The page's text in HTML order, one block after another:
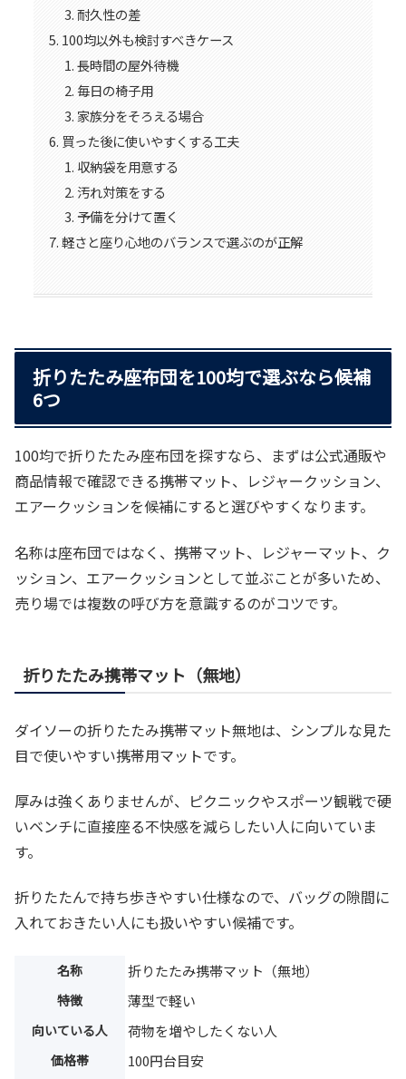
耐久性の差
100均以外も検討すべきケース
長時間の屋外待機
毎日の椅子用
家族分をそろえる場合
買った後に使いやすくする工夫
収納袋を用意する
汚れ対策をする
予備を分けて置く
軽さと座り心地のバランスで選ぶのが正解
折りたたみ座布団を100均で選ぶなら候補
6つ
100均で折りたたみ座布団を探すなら、まずは公式通販や
商品情報で確認できる携帯マット、レジャークッション、
エアークッションを候補にすると選びやすくなります。
名称は座布団ではなく、携帯マット、レジャーマット、ク
ッション、エアークッションとして並ぶことが多いため、
売り場では複数の呼び方を意識するのがコツです。
折りたたみ携帯マット（無地）
ダイソーの折りたたみ携帯マット無地は、シンプルな見た
目で使いやすい携帯用マットです。
厚みは強くありませんが、ピクニックやスポーツ観戦で硬
いベンチに直接座る不快感を減らしたい人に向いていま
す。
折りたたんで持ち歩きやすい仕様なので、バッグの隙間に
入れておきたい人にも扱いやすい候補です。
名称 折りたたみ携帯マット（無地）
特徴 薄型で軽い
向いている人 荷物を増やしたくない人
価格帯 100円台目安